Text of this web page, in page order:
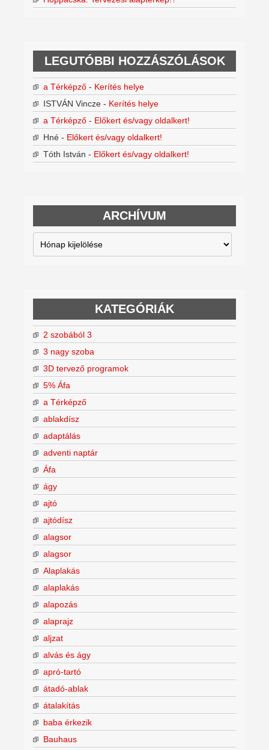
LEGUTÓBBI HOZZÁSZÓLÁSOK
a Térképző - Kerítés helye
ISTVÁN Vincze - Kerítés helye
a Térképző - Előkert és/vagy oldalkert!
Hné - Előkert és/vagy oldalkert!
Tóth István - Előkert és/vagy oldalkert!
ARCHÍVUM
Archívum
KATEGÓRIÁK
2 szobából 3
3 nagy szoba
3D tervező programok
5% Áfa
a Térképző
ablakdísz
adaptálás
adventi naptár
Áfa
ágy
ajtó
ajtódísz
alagsor
alagsor
Alaplakás
alaplakás
alapozás
alaprajz
aljzat
alvás és ágy
apró-tartó
átadó-ablak
átalakítás
baba érkezik
Bauhaus